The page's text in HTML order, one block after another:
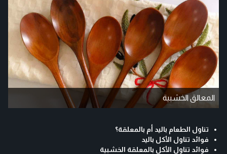
المعالق الخشبية
تناول الطعام باليد أم بالمعلقة؟
فوائد تناول الأكل باليد
فوائد تناول الأكل بالمعلقة الخشبية